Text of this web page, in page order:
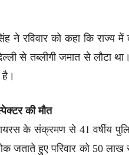
ने रविवार को कहा कि राज्य
से तब्लीगी जमात से लौटा
है।
की मौत
के संक्रमण से 41 वर्षीय
जताते हुए परिवार को 50